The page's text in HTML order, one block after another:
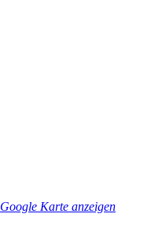
Google Karte anzeigen